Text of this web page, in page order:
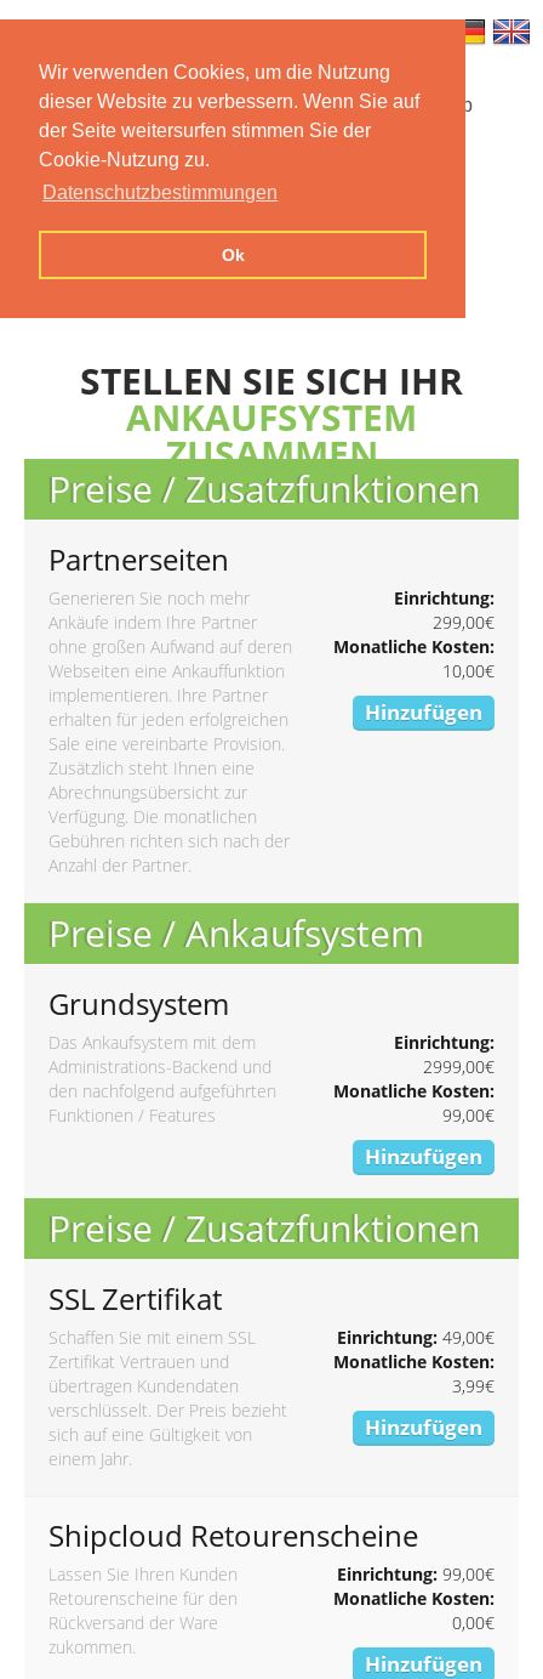
Wir verwenden Cookies, um die Nutzung
dieser Website zu verbessern. Wenn Sie auf
der Seite weitersurfen stimmen Sie der
Cookie-Nutzung zu.
Datenschutzbestimmungen
Ok
Startseite Funktionen Mobile App
Preise
Kontakt Impressum
STELLEN SIE SICH IHR
ANKAUFSYSTEM
ZUSAMMEN
Preise / Zusatzfunktionen
Partnerseiten
Generieren Sie noch mehr
Ankäufe indem Ihre Partner
ohne großen Aufwand auf deren
Webseiten eine Ankauffunktion
implementieren. Ihre Partner
erhalten für jeden erfolgreichen
Sale eine vereinbarte Provision.
Zusätzlich steht Ihnen eine
Abrechnungsübersicht zur
Verfügung. Die monatlichen
Gebühren richten sich nach der
Anzahl der Partner.
Einrichtung:
299,00€
Monatliche Kosten:
10,00€
Hinzufügen
Preise / Ankaufsystem
Grundsystem
Das Ankaufsystem mit dem
Administrations-Backend und
den nachfolgend aufgeführten
Funktionen / Features
Einrichtung:
2999,00€
Monatliche Kosten:
99,00€
Hinzufügen
Preise / Zusatzfunktionen
SSL Zertifikat
Schaffen Sie mit einem SSL
Zertifikat Vertrauen und
übertragen Kundendaten
verschlüsselt. Der Preis bezieht
sich auf eine Gültigkeit von
einem Jahr.
Einrichtung:49,00€
Monatliche Kosten:
3,99€
Hinzufügen
Shipcloud Retourenscheine
Lassen Sie Ihren Kunden
Retourenscheine für den
Rückversand der Ware
zukommen.
Einrichtung:99,00€
Monatliche Kosten:
0,00€
Hinzufügen